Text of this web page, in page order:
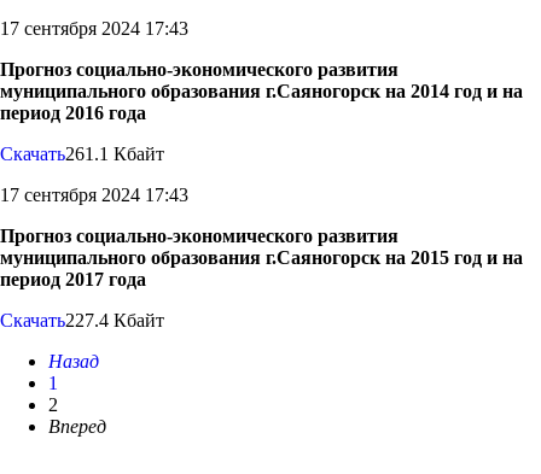
17 сентября 2024 17:43
Прогноз социально-экономического развития
муниципального образования г.Саяногорск на 2014 год и на
период 2016 года
Скачать261.1 Кбайт
17 сентября 2024 17:43
Прогноз социально-экономического развития
муниципального образования г.Саяногорск на 2015 год и на
период 2017 года
Скачать227.4 Кбайт
Назад
1
2
Вперед